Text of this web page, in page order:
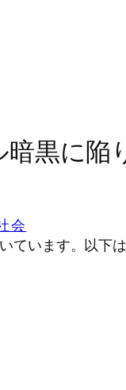
黒に陥
会
ています。以下